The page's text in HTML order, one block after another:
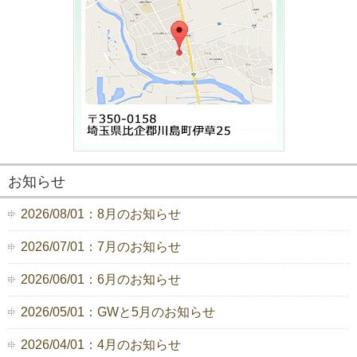
お知らせ
2026/08/01：8月のお知らせ
2026/07/01：7月のお知らせ
2026/06/01：6月のお知らせ
2026/05/01：GWと5月のお知らせ
2026/04/01：4月のお知らせ